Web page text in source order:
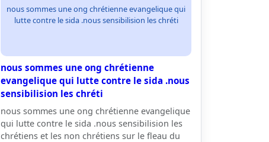
nous sommes une ong chrétienne evangelique qui
lutte contre le sida .nous sensibilision les chréti
nous sommes une ong chrétienne
evangelique qui lutte contre le sida .nous
sensibilision les chréti
nous sommes une ong chrétienne evangelique
qui lutte contre le sida .nous sensibilision les
chrétiens et les non chrétiens sur le fleau du